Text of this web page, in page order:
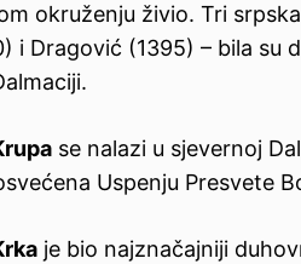
okruženju živio. Tri
i Dragović (1395) – bila su
se nalazi u sjevernoj
Uspenju Presvete
je bio najznačajniji